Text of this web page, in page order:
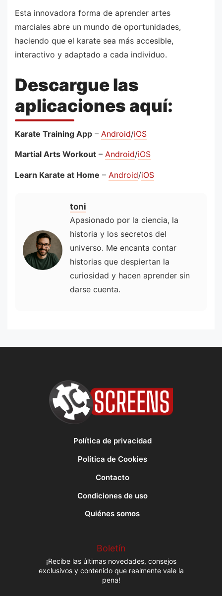
Esta innovadora forma de aprender artes
marciales abre un mundo de oportunidades,
haciendo que el karate sea más accesible,
interactivo y adaptado a cada individuo.
Descargue las
aplicaciones aquí:
Karate Training App – Android/iOS
Martial Arts Workout – Android/iOS
Learn Karate at Home – Android/iOS
toni
Apasionado por la ciencia, la
historia y los secretos del
universo. Me encanta contar
historias que despiertan la
curiosidad y hacen aprender sin
darse cuenta.
Política de privacidad
Política de Cookies
Contacto
Condiciones de uso
Quiénes somos
Boletín
¡Recibe las últimas novedades, consejos
exclusivos y contenido que realmente vale la
pena!